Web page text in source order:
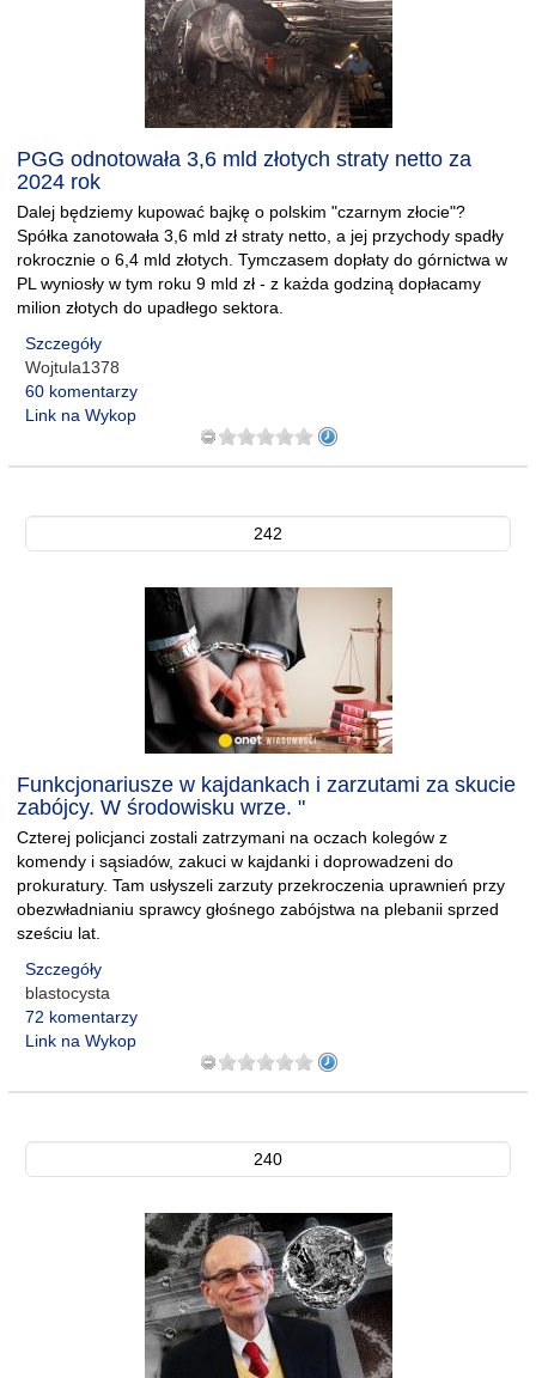
PGG odnotowała 3,6 mld złotych straty netto za
2024 rok
Dalej będziemy kupować bajkę o polskim "czarnym złocie"?
Spółka zanotowała 3,6 mld zł straty netto, a jej przychody spadły
rokrocznie o 6,4 mld złotych. Tymczasem dopłaty do górnictwa w
PL wyniosły w tym roku 9 mld zł - z każda godziną dopłacamy
milion złotych do upadłego sektora.
Szczegóły
Wojtula1378
60 komentarzy
Link na Wykop
242
Funkcjonariusze w kajdankach i zarzutami za skucie
zabójcy. W środowisku wrze. "
Czterej policjanci zostali zatrzymani na oczach kolegów z
komendy i sąsiadów, zakuci w kajdanki i doprowadzeni do
prokuratury. Tam usłyszeli zarzuty przekroczenia uprawnień przy
obezwładnianiu sprawcy głośnego zabójstwa na plebanii sprzed
sześciu lat.
Szczegóły
blastocysta
72 komentarzy
Link na Wykop
240